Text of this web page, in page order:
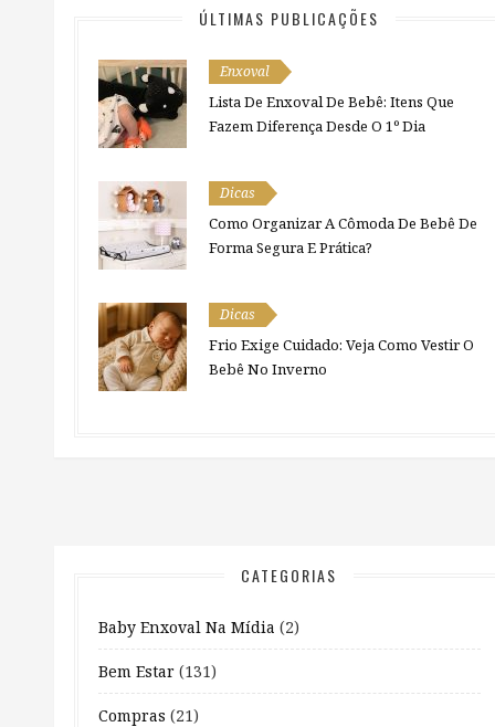
ÚLTIMAS PUBLICAÇÕES
Enxoval
Lista De Enxoval De Bebê: Itens Que
Fazem Diferença Desde O 1º Dia
Dicas
Como Organizar A Cômoda De Bebê De
Forma Segura E Prática?
Dicas
Frio Exige Cuidado: Veja Como Vestir O
Bebê No Inverno
CATEGORIAS
Baby Enxoval Na Mídia (2)
Bem Estar (131)
Compras (21)